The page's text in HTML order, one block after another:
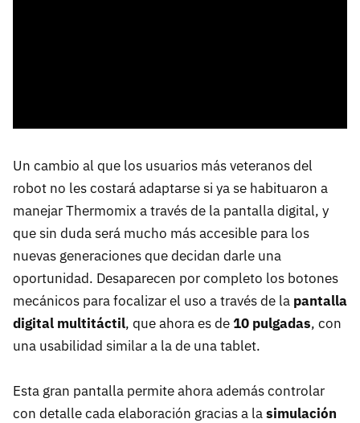
Un cambio al que los usuarios más veteranos del
robot no les costará adaptarse si ya se habituaron a
manejar Thermomix a través de la pantalla digital, y
que sin duda será mucho más accesible para los
nuevas generaciones que decidan darle una
oportunidad. Desaparecen por completo los botones
mecánicos para focalizar el uso a través de la pantalla
digital multitáctil, que ahora es de10 pulgadas, con
una usabilidad similar a la de una tablet.
Esta gran pantalla permite ahora además controlar
con detalle cada elaboración gracias a lasimulación